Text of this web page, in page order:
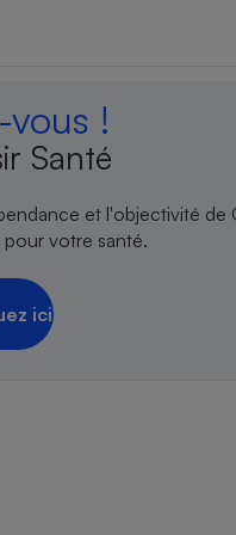
!
Santé
et l'objectivité de
votre santé.
ici